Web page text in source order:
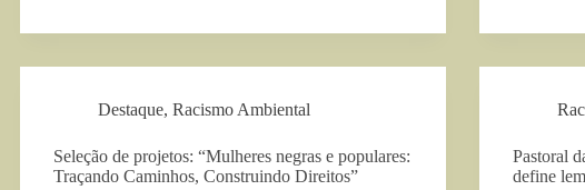
Destaque,Racismo Ambiental
Seleção de projetos: “Mulheres negras e populares:
Traçando Caminhos, Construindo Direitos”
Pastoral
define